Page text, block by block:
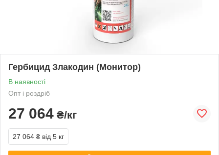
Гербицид Злакодин (Монитор)
В наявності
Опт і роздріб
27 064 ₴/кг
27 064 ₴ від 5 кг